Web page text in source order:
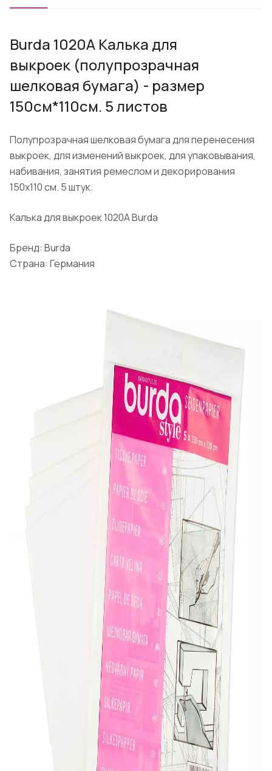
Burda 1020A Калька для
выкроек (полупрозрачная
шелковая бумага) - размер
150см*110см. 5 листов
Полупрозрачная шелковая бумага для перенесения
выкроек, для изменений выкроек, для упаковывания,
набивания, занятия ремеслом и декорирования
150х110 см. 5 штук.
Калька для выкроек 1020A Burda
Бренд: Burda
Страна: Германия